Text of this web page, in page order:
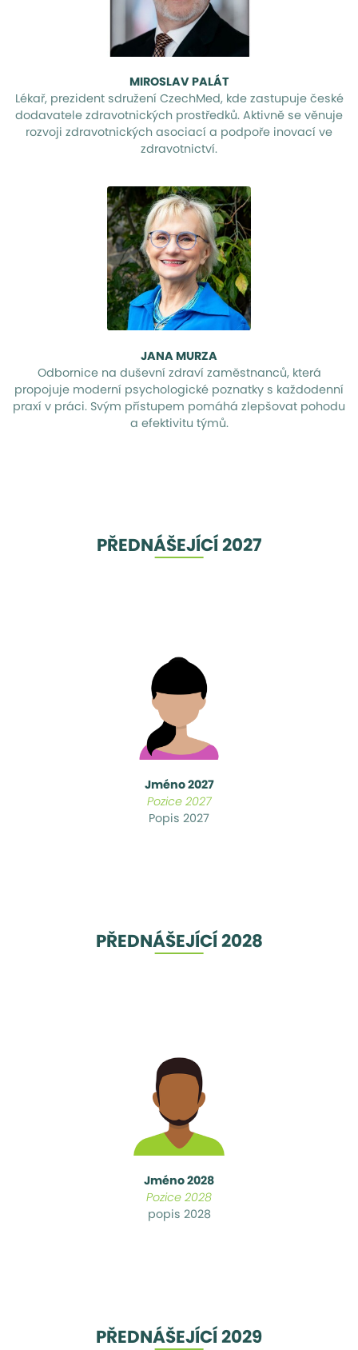
MIROSLAV PALÁT
Lékař, prezident sdružení CzechMed, kde zastupuje české
dodavatele zdravotnických prostředků. Aktivně se věnuje
rozvoji zdravotnických asociací a podpoře inovací ve
zdravotnictví.
JANA MURZA
Odbornice na duševní zdraví zaměstnanců, která
propojuje moderní psychologické poznatky s každodenní
praxí v práci. Svým přístupem pomáhá zlepšovat pohodu
a efektivitu týmů.
PŘEDNÁŠEJÍCÍ 2027
Jméno 2027
Pozice 2027
Popis 2027
PŘEDNÁŠEJÍCÍ 2028
Jméno 2028
Pozice 2028
popis 2028
PŘEDNÁŠEJÍCÍ 2029